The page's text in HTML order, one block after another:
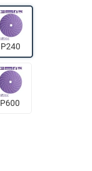
P240
P600